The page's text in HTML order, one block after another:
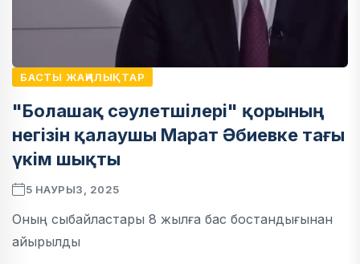
БАСТЫ ЖАҢАЛЫҚТАР
"Болашақ сәулетшілері" қорының
негізін қалаушы Марат Әбиевке тағы
үкім шықты
5 НАУРЫЗ, 2025
Оның сыбайластары 8 жылға бас бостандығынан
айырылды